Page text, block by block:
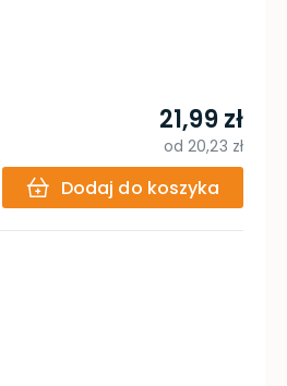
21,99 zł
od20,23 zł
Dodaj do koszyka